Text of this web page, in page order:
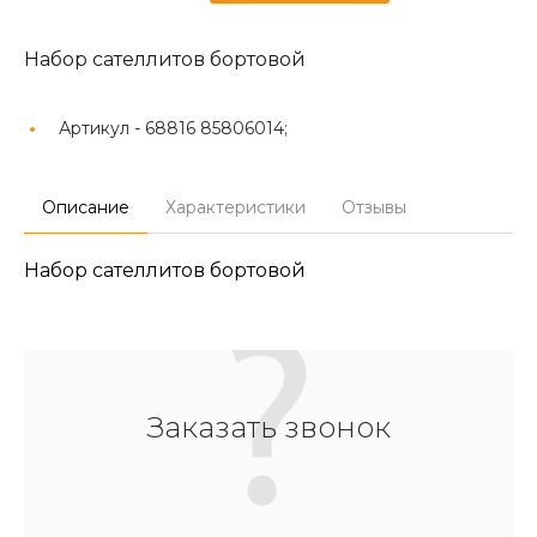
Набор сателлитов бортовой
Артикул - 68816 85806014;
Описание Характеристики Отзывы
Набор сателлитов бортовой
Заказать звонок